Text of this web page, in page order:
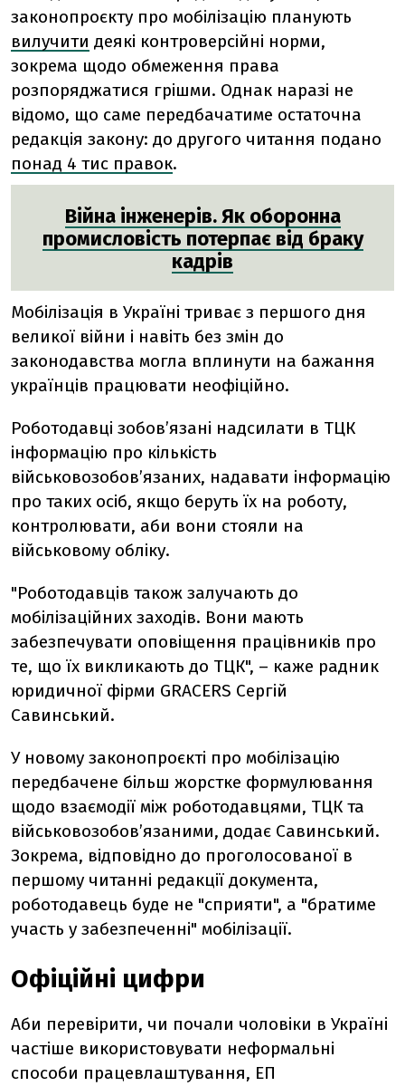
законопроєкту про мобілізацію планують
вилучити деякі контроверсійні норми,
зокрема щодо обмеження права
розпоряджатися грішми. Однак наразі не
відомо, що саме передбачатиме остаточна
редакція закону: до другого читання подано
понад 4 тис правок.
Війна інженерів. Як оборонна
промисловість потерпає від браку
кадрів
Мобілізація в Україні триває з першого дня
великої війни і навіть без змін до
законодавства могла вплинути на бажання
українців працювати неофіційно.
Роботодавці зобов’язані надсилати в ТЦК
інформацію про кількість
військовозобов’язаних, надавати інформацію
про таких осіб, якщо беруть їх на роботу,
контролювати, аби вони стояли на
військовому обліку.
"Роботодавців також залучають до
мобілізаційних заходів. Вони мають
забезпечувати оповіщення працівників про
те, що їх викликають до ТЦК", – каже радник
юридичної фірми GRACERS Сергій
Савинський.
У новому законопроєкті про мобілізацію
передбачене більш жорстке формулювання
щодо взаємодії між роботодавцями, ТЦК та
військовозобов’язаними, додає Савинський.
Зокрема, відповідно до проголосованої в
першому читанні редакції документа,
роботодавець буде не "сприяти", а "братиме
участь у забезпеченні" мобілізації.
Офіційні цифри
Аби перевірити, чи почали чоловіки в Україні
частіше використовувати неформальні
способи працевлаштування, ЕП